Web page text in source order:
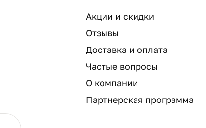
Акции и скидки
Отзывы
Доставка и оплата
Частые вопросы
О компании
Партнерская программа